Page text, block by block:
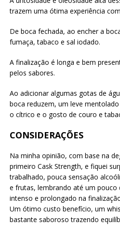
trazem uma ótima experiência
De boca fechada, ao encher a
fumaça, tabaco e sal iodado.
A finalização é longa e bem
pelos sabores.
Ao adicionar algumas gotas de
boca reduzem, um leve
o cítrico e o gosto de couro e
CONSIDERAÇÕES
Na minha opinião, com base na
primeiro Cask Strength, e fiquei
trabalhado, pouca sensação
e frutas, lembrando até um pouco
intenso e prolongado na
Um ótimo custo benefício, um
bastante saboroso trazendo